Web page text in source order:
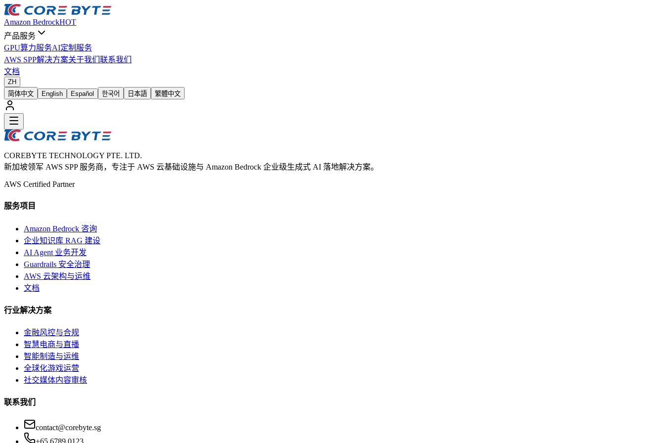
Amazon BedrockHOT
产品服务
GPU算力服务AI定制服务
AWS SPP解决方案关于我们 联系我们
文档
ZH
简体中文
English Español 한국어 日本語 繁體中文
COREBYTE TECHNOLOGY PTE. LTD.
新加坡领军 AWS SPP 服务商，专注于 AWS 云基础设施与 Amazon Bedrock 企业级生成式 AI 落地解决方案。
AWS Certified Partner
服务项目
Amazon Bedrock 咨询
企业知识库 RAG 建设
AI Agent 业务开发
Guardrails 安全治理
AWS 云架构与运维
文档
行业解决方案
金融风控与合规
智慧电商与直播
智能制造与运维
全球化游戏运营
社交媒体内容审核
联系我们
contact@corebyte.sg
+65 6789 0123